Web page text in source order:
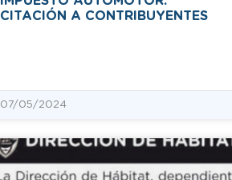
CITACIÓN A CONTRIBUYENTES
07/05/2024